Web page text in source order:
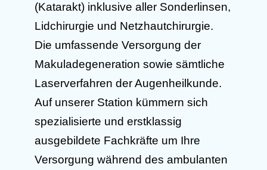
(Katarakt) inklusive aller Sonderlinsen,
Lidchirurgie und Netzhautchirurgie.
Die umfassende Versorgung der
Makuladegeneration sowie sämtliche
Laserverfahren der Augenheilkunde.
Auf unserer Station kümmern sich
spezialisierte und erstklassig
ausgebildete Fachkräfte um Ihre
Versorgung während des ambulanten